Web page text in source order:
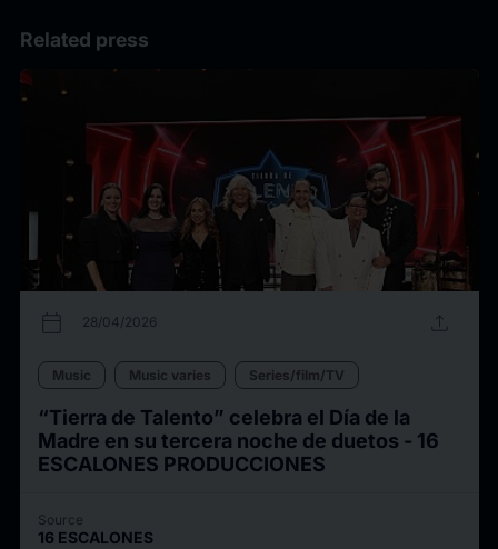
Related press
calendar_today 28/04/2026 upload
Music Music varies Series/film/TV
“Tierra de Talento” celebra el Día de la
Madre en su tercera noche de duetos - 16
ESCALONES PRODUCCIONES
Source
16 ESCALONES